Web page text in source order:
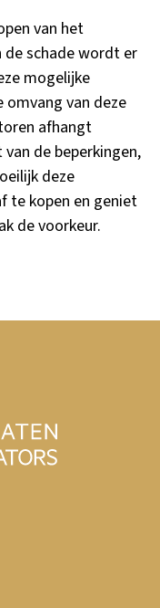
van het
de schade wordt er
mogelijke
omvang van deze
afhangt
de beperkingen,
deze
te kopen en geniet
de voorkeur.